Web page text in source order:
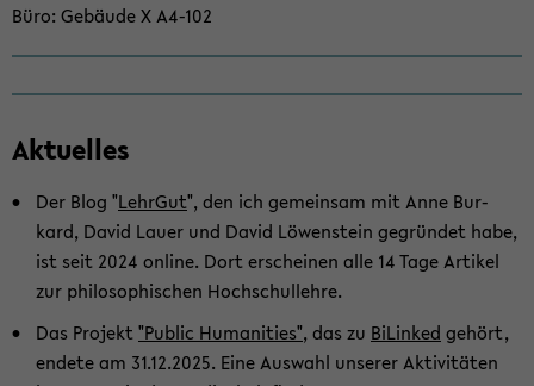
Büro Ge­bäu­de X A4-​102
Ak­tu­el­les
Der Blog "Lehr­Gut", den ich ge­mein­sam mit Anne Bur­
kard, David Lauer und David Lö­wen­stein ge­grün­det habe,
ist seit 2024 on­line. Dort er­schei­nen alle 14 Tage Ar­ti­kel
zur phi­lo­so­phi­schen Hoch­schul­leh­re.
Das Pro­jekt"Pu­blic Hu­ma­nities", das zu Bi­Lin­ked ge­hört,
en­de­te am 31.12.2025. Eine Aus­wahl un­se­rer Ak­ti­vi­tä­ten